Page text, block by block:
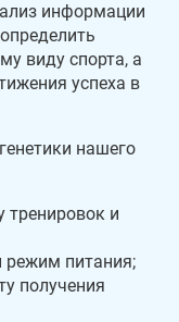
информации
виду спорта, а
успеха в
нашего
тренировок и
режим питания;
получения